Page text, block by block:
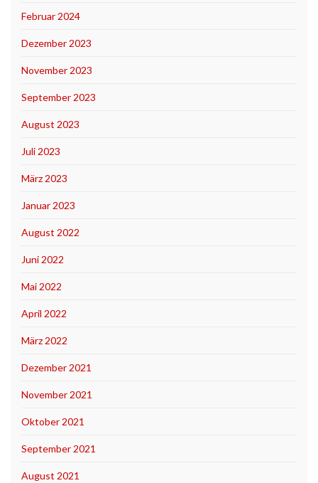
Februar 2024
Dezember 2023
November 2023
September 2023
August 2023
Juli 2023
März 2023
Januar 2023
August 2022
Juni 2022
Mai 2022
April 2022
März 2022
Dezember 2021
November 2021
Oktober 2021
September 2021
August 2021